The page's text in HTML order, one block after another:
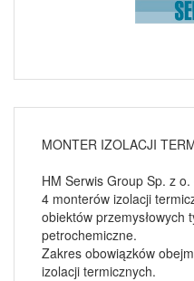
MONTER IZOLACJI
HM Serwis Group Sp. z
4 monterów izolacji
obiektów przemysłowych
petrochemiczne.
Zakres obowiązków
izolacji termicznych.